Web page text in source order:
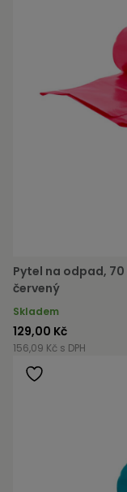
Pytel na odpad, 70
červený
Skladem
129,00 Kč
156,09 Kč s DPH